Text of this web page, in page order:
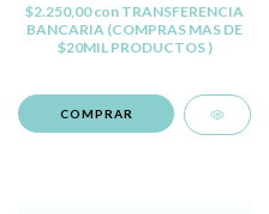
$2.250,00con TRANSFERENCIA
BANCARIA (COMPRAS MAS DE
$20MIL PRODUCTOS )